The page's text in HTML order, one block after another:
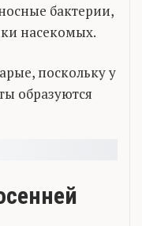
бактерии,
насекомых.
поскольку у
образуются